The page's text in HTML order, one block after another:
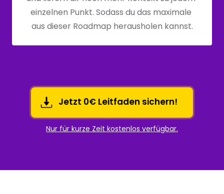
einzelnen Punkt. Sodass du das maximale
aus dieser Roadmap herausholen kannst.
Jetzt 0€ Leitfaden sichern!
Nur für kurze Zeit kostenlos verfügbar.